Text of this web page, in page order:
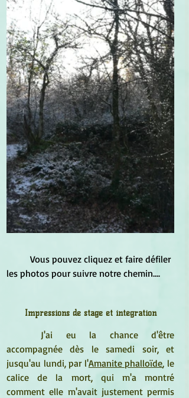
les photos pour suivre notre chemin....
Impressions de stage et intégration
J'ai eu la chance d'être
accompagnée dès le samedi soir, et
jusqu'au lundi, par l'Amanite phalloïde, le
calice de la mort, qui m'a montré
comment elle m'avait justement permis